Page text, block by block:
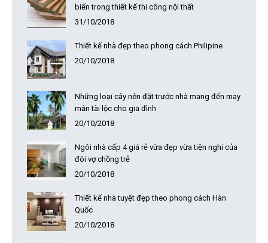
biến trong thiết kế thi công nội thất
31/10/2018
Thiết kế nhà đẹp theo phong cách Philipine
20/10/2018
Những loại cây nên đặt trước nhà mang đến may
mắn tài lộc cho gia đình
20/10/2018
Ngôi nhà cấp 4 giá rẻ vừa đẹp vừa tiện nghi của
đôi vợ chồng trẻ
20/10/2018
Thiết kế nhà tuyệt đẹp theo phong cách Hàn
Quốc
20/10/2018